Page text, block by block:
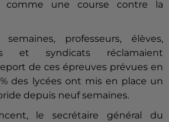
une course contre la
professeurs, élèves,
et syndicats réclamaient
de ces épreuves prévues en
des lycées ont mis en place un
depuis neuf semaines.
le secrétaire général du